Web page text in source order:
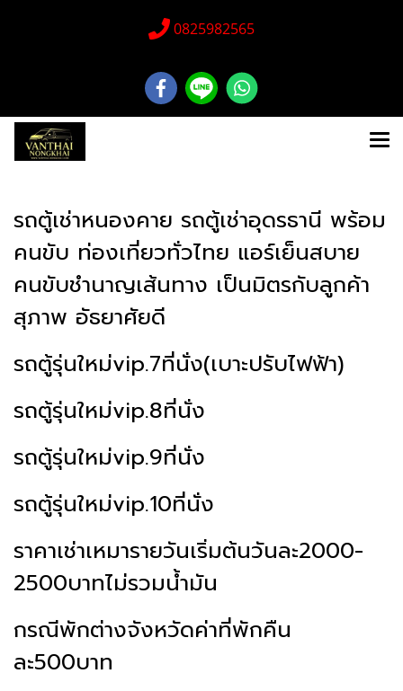
0825982565
รถตู้เช่าหนองคาย รถตู้เช่าอุดรธานี พร้อม
คนขับ ท่องเที่ยวทั่วไทย แอร์เย็นสบาย
คนขับชำนาญเส้นทาง เป็นมิตรกับลูกค้า
สุภาพ อัธยาศัยดี
รถตู้รุ่นใหม่vip.7ที่นั่ง(เบาะปรับไฟฟ้า)
รถตู้รุ่นใหม่vip.8ที่นั่ง
รถตู้รุ่นใหม่vip.9ที่นั่ง
รถตู้รุ่นใหม่vip.10ที่นั่ง
ราคาเช่าเหมารายวันเริ่มต้นวันละ2000-
2500บาทไม่รวมน้ำมัน
กรณีพักต่างจังหวัดค่าที่พักคืน
ละ500บาท